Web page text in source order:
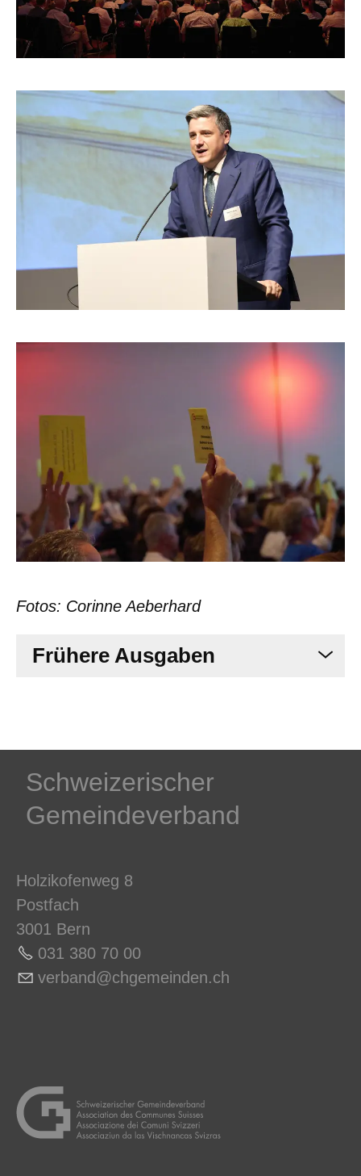
Fotos: Corinne Aeberhard
Frühere Ausgaben
Schweizerischer
Gemeindeverband
Holzikofenweg 8
Postfach
3001 Bern
031 380 70 00
v rb nd chg m nd n ch